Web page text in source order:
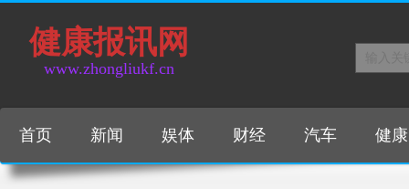
健康报讯网
www.zhongliukf.cn
首页 新闻 娱体 财经 汽车 健康